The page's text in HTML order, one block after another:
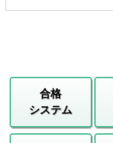
合格
システム